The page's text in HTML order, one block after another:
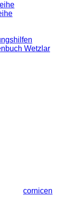
Wetzlar
cornicen